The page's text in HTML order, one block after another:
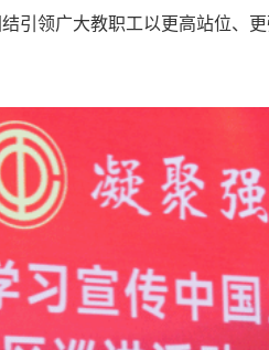
引领广大教职工以更高站位、